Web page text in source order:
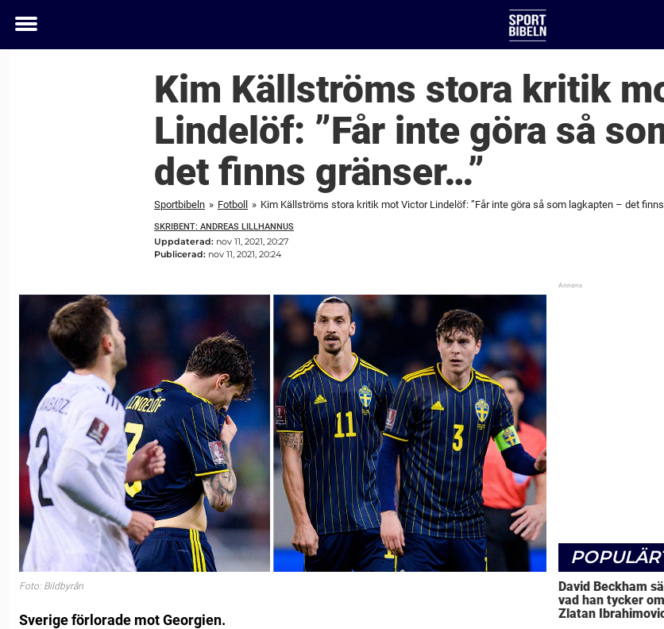
Toggle
Kim Källströms stora kritik
Lindelöf: ”Får inte göra så
det finns gränser…”
Sportbibeln » Fotboll » Kim Källströms stora kritik mot Victor Lindelöf: ”Får inte göra så som lagkapten – det finns
SKRIBENT: ANDREAS LILLHANNUS
Uppdaterad: nov 11, 2021, 20:27
Publicerad: nov 11, 2021, 20:24
Foto: Bildbyrån
Sverige förlorade mot Georgien.
David Beckham
vad han tycker om
Zlatan